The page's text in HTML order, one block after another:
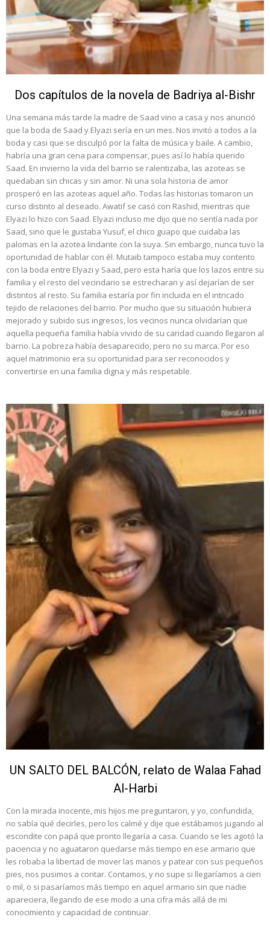
Dos capítulos de la novela de Badriya al-Bishr
Una semana más tarde la madre de Saad vino a casa y nos anunció
que la boda de Saad y Elyazi sería en un mes. Nos invitó a todos a la
boda y casi que se disculpó por la falta de música y baile. A cambio,
habría una gran cena para compensar, pues así lo había querido
Saad. En invierno la vida del barrio se ralentizaba, las azoteas se
quedaban sin chicas y sin amor. Ni una sola historia de amor
prosperó en las azoteas aquel año. Todas las historias tomaron un
curso distinto al deseado. Awatif se casó con Rashid, mientras que
Elyazi lo hizo con Saad. Elyazi incluso me dijo que no sentía nada por
Saad, sino que le gustaba Yusuf, el chico guapo que cuidaba las
palomas en la azotea lindante con la suya. Sin embargo, nunca tuvo la
oportunidad de hablar con él. Mutaib tampoco estaba muy contento
con la boda entre Elyazi y Saad, pero esta haría que los lazos entre su
familia y el resto del vecindario se estrecharan y así dejarían de ser
distintos al resto. Su familia estaría por fin incluida en el intricado
tejido de relaciones del barrio. Por mucho que su situación hubiera
mejorado y subido sus ingresos, los vecinos nunca olvidarían que
aquella pequeña familia había vivido de su caridad cuando llegaron al
barrio. La pobreza había desaparecido, pero no su marca. Por eso
aquel matrimonio era su oportunidad para ser reconocidos y
convertirse en una familia digna y más respetable.
UN SALTO DEL BALCÓN, relato de Walaa Fahad
Al-Harbi
Con la mirada inocente, mis hijos me preguntaron, y yo, confundida,
no sabía qué decirles, pero los calmé y dije que estábamos jugando al
escondite con papá que pronto llegaría a casa. Cuando se les agotó la
paciencia y no aguataron quedarse más tiempo en ese armario que
les robaba la libertad de mover las manos y patear con sus pequeños
pies, nos pusimos a contar. Contamos, y no supe si llegaríamos a cien
o mil, o si pasaríamos más tiempo en aquel armario sin que nadie
apareciera, llegando de ese modo a una cifra más allá de mi
conocimiento y capacidad de continuar.